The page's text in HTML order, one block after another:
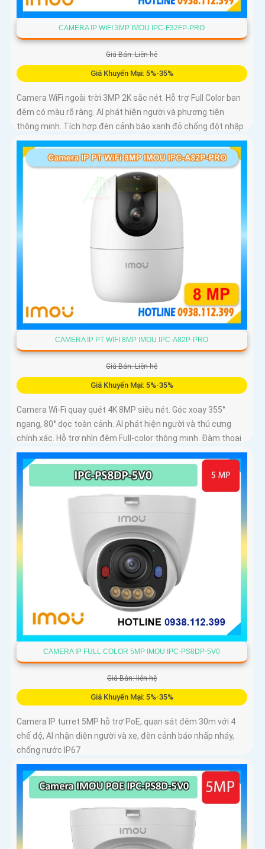
CAMERA IP WIFI 3MP IMOU IPC-F32FP-PRO
Giá Bán: Liên hệ
Giá Khuyến Mại: 5%-35%
Camera WiFi ngoài trời 3MP 2K sắc nét. Hỗ trợ Full Color ban
đêm có màu rõ ràng. AI phát hiện người và phương tiện
thông minh. Tích hợp đèn cảnh báo xanh đỏ chống đột nhập
CAMERA IP PT WIFI 8MP IMOU IPC-A82P-PRO
Giá Bán: Liên hệ
Giá Khuyến Mại: 5%-35%
Camera Wi-Fi quay quét 4K 8MP siêu nét. Góc xoay 355°
ngang, 80° dọc toàn cảnh. AI phát hiện người và thú cưng
chính xác. Hỗ trợ nhìn đêm Full-color thông minh. Đàm thoại
2 chiều tiện lợi từ xa
CAMERA IP FULL COLOR 5MP IMOU IPC-PS8DP-5V0
Giá Bán: liên hệ
Giá Khuyến Mại: 5%-35%
Camera IP turret 5MP hỗ trợ PoE, quan sát đêm 30m với 4
chế độ, AI nhận diện người và xe, đèn cảnh báo nhấp nháy,
chống nước IP67